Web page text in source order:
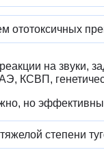
ототоксичных
на звуки,
КСВП,
но
степени